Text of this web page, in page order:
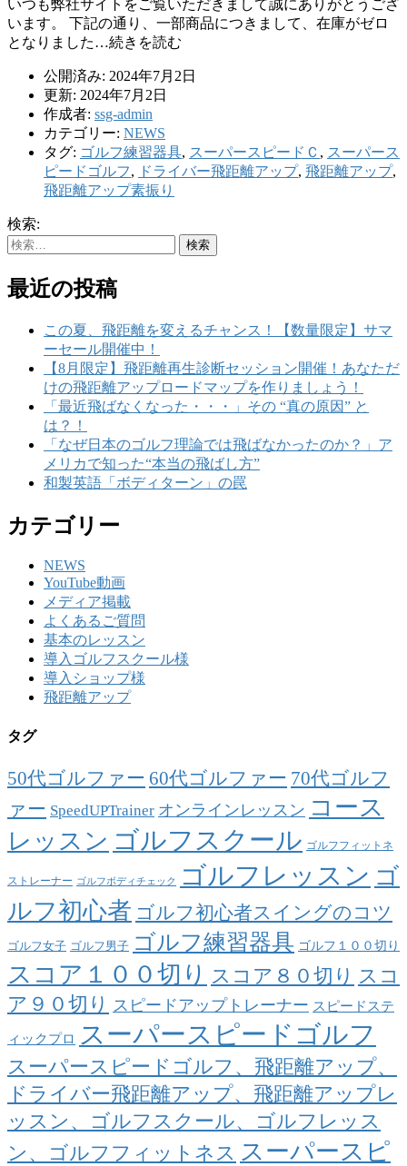
いつも弊社サイトをご覧いただきまして誠にありがとうござ
います。 下記の通り、一部商品につきまして、在庫がゼロ
となりました…続きを読む
公開済み: 2024年7月2日
更新: 2024年7月2日
作成者: ssg-admin
カテゴリー: NEWS
タグ: ゴルフ練習器具, スーパースピードＣ , スーパース
ピードゴルフ, ドライバー飛距離アップ, 飛距離アップ,
飛距離アップ素振り
検索:
最近の投稿
この夏、飛距離を変えるチャンス！【数量限定】サマ
ーセール開催中！
【8月限定】飛距離再生診断セッション開催！あなただ
けの飛距離アップロードマップを作りましょう！
「最近飛ばなくなった・・・」その “真の原因” と
は？！
「なぜ日本のゴルフ理論では飛ばなかったのか？」ア
メリカで知った“本当の飛ばし方”
和製英語「ボディターン」の罠
カテゴリー
NEWS
YouTube動画
メディア掲載
よくあるご質問
基本のレッスン
導入ゴルフスクール様
導入ショップ様
飛距離アップ
タグ
50代ゴルファー 60代ゴルファー 70代ゴルフ
ァー SpeedUPTrainer オンラインレッスン コース
レッスン ゴルフスクール ゴルフフィットネ
ストレーナー ゴルフボディチェック ゴルフレッスン ゴ
ルフ初心者 ゴルフ初心者スイングのコツ
ゴルフ女子 ゴルフ男子 ゴルフ練習器具 ゴルフ１００切り
スコア１００切り スコア８０切り スコ
ア９０切り
スピードアップトレーナー スピードステ
ィックプロ スーパースピードゴルフ
スーパースピードゴルフ、飛距離アップ、
ドライバー飛距離アップ、飛距離アップレ
ッスン、ゴルフスクール、ゴルフレッス
ン、ゴルフフィットネス スーパースピ